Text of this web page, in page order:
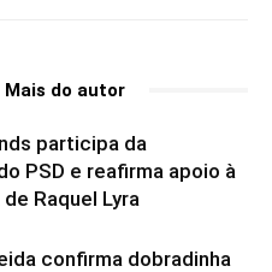
Mais do autor
participa da
PSD e reafirma apoio à
Raquel Lyra
confirma dobradinha